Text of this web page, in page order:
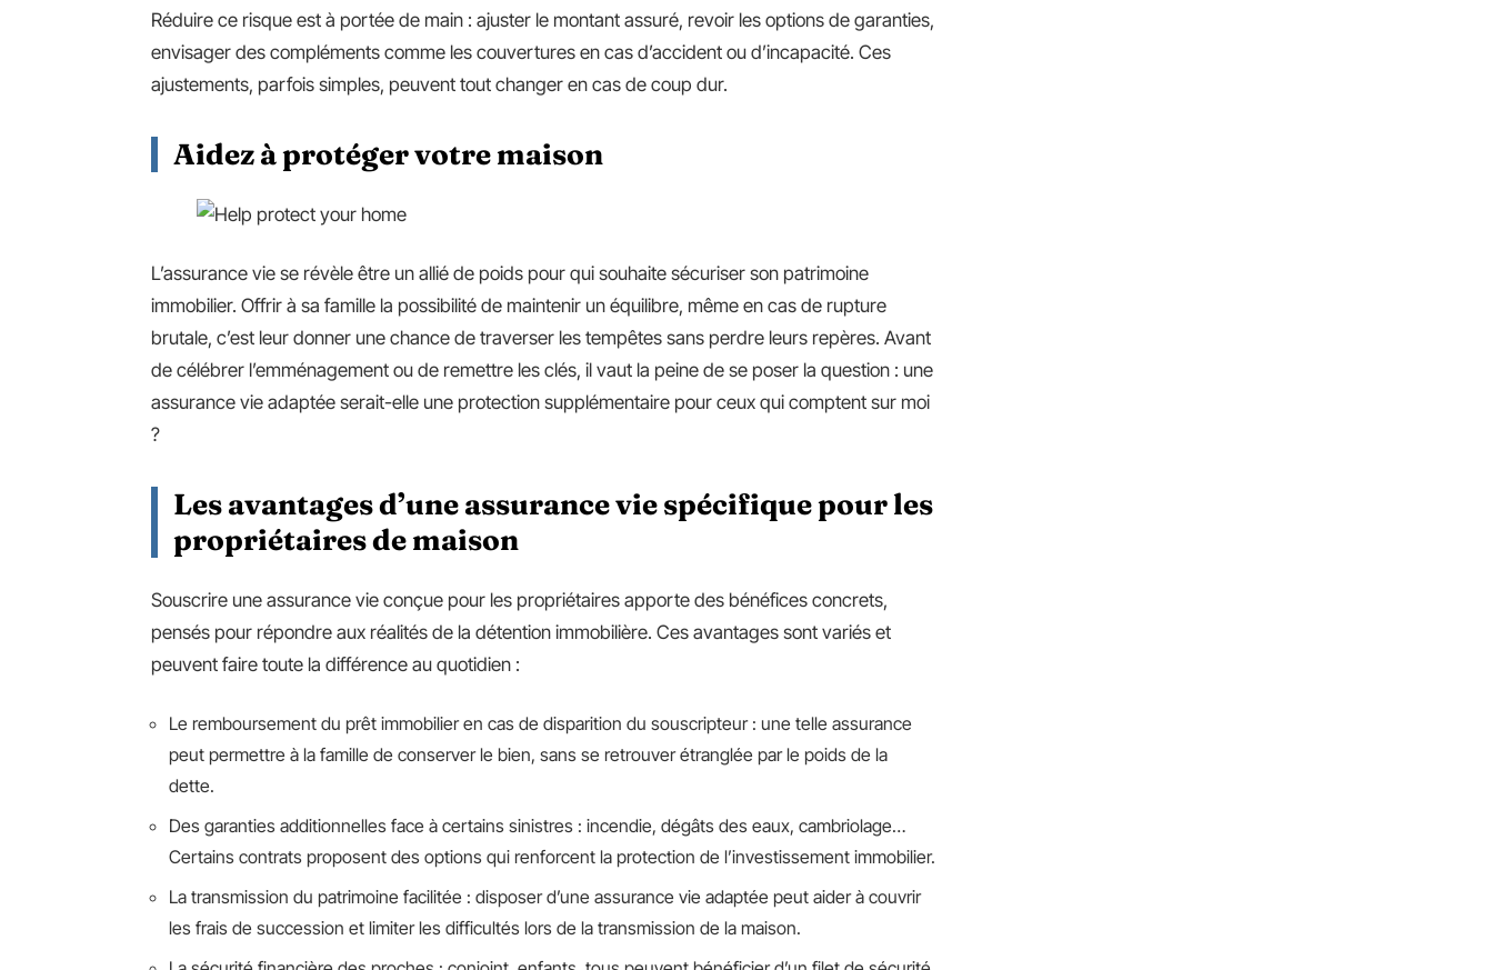
Réduire ce risque est à portée de main : ajuster le montant assuré, revoir les options de garanties,
envisager des compléments comme les couvertures en cas d’accident ou d’incapacité. Ces
ajustements, parfois simples, peuvent tout changer en cas de coup dur.
Aidez à protéger votre maison
L’assurance vie se révèle être un allié de poids pour qui souhaite sécuriser son patrimoine
immobilier. Offrir à sa famille la possibilité de maintenir un équilibre, même en cas de rupture
brutale, c’est leur donner une chance de traverser les tempêtes sans perdre leurs repères. Avant
de célébrer l’emménagement ou de remettre les clés, il vaut la peine de se poser la question : une
assurance vie adaptée serait-elle une protection supplémentaire pour ceux qui comptent sur moi
?
Les avantages d’une assurance vie spécifique pour les
propriétaires de maison
Souscrire une assurance vie conçue pour les propriétaires apporte des bénéfices concrets,
pensés pour répondre aux réalités de la détention immobilière. Ces avantages sont variés et
peuvent faire toute la différence au quotidien :
Le remboursement du prêt immobilier en cas de disparition du souscripteur : une telle assurance
peut permettre à la famille de conserver le bien, sans se retrouver étranglée par le poids de la
dette.
Des garanties additionnelles face à certains sinistres : incendie, dégâts des eaux, cambriolage…
Certains contrats proposent des options qui renforcent la protection de l’investissement immobilier.
La transmission du patrimoine facilitée : disposer d’une assurance vie adaptée peut aider à couvrir
les frais de succession et limiter les difficultés lors de la transmission de la maison.